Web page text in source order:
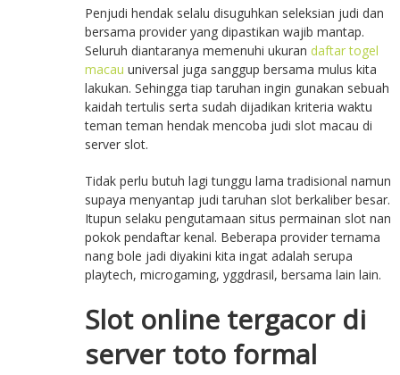
Penjudi hendak selalu disuguhkan seleksian judi dan
bersama provider yang dipastikan wajib mantap.
Seluruh diantaranya memenuhi ukuran daftar togel
macau universal juga sanggup bersama mulus kita
lakukan. Sehingga tiap taruhan ingin gunakan sebuah
kaidah tertulis serta sudah dijadikan kriteria waktu
teman teman hendak mencoba judi slot macau di
server slot.
Tidak perlu butuh lagi tunggu lama tradisional namun
supaya menyantap judi taruhan slot berkaliber besar.
Itupun selaku pengutamaan situs permainan slot nan
pokok pendaftar kenal. Beberapa provider ternama
nang bole jadi diyakini kita ingat adalah serupa
playtech, microgaming, yggdrasil, bersama lain lain.
Slot online tergacor di
server toto formal